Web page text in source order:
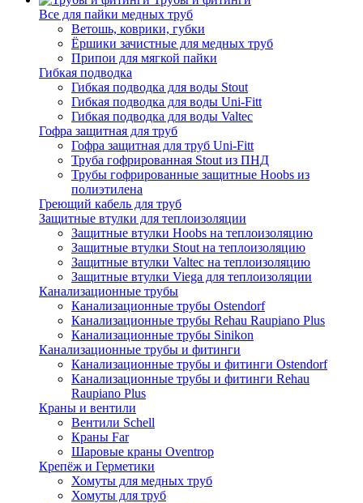
Все для пайки медных труб
Ветошь, коврики, губки
Ёршики зачистные для медных труб
Припои для мягкой пайки
Гибкая подводка
Гибкая подводка для воды Stout
Гибкая подводка для воды Uni-Fitt
Гибкая подводка для воды Valtec
Гофра защитная для труб
Гофра защитная для труб Uni-Fitt
Труба гофрированная Stout из ПНД
Трубы гофрированные защитные Hoobs из
полиэтилена
Греющий кабель для труб
Защитные втулки для теплоизоляции
Защитные втулки Hoobs на теплоизоляцию
Защитные втулки Stout на теплоизоляцию
Защитные втулки Valtec на теплоизоляцию
Защитные втулки Viega для теплоизоляции
Канализационные трубы
Канализационные трубы Ostendorf
Канализационные трубы Rehau Raupiano Plus
Канализационные трубы Sinikon
Канализационные трубы и фитинги
Канализационные трубы и фитинги Ostendorf
Канализационные трубы и фитинги Rehau
Raupiano Plus
Краны и вентили
Вентили Schell
Краны Far
Шаровые краны Oventrop
Крепёж и Герметики
Хомуты для медных труб
Хомуты для труб